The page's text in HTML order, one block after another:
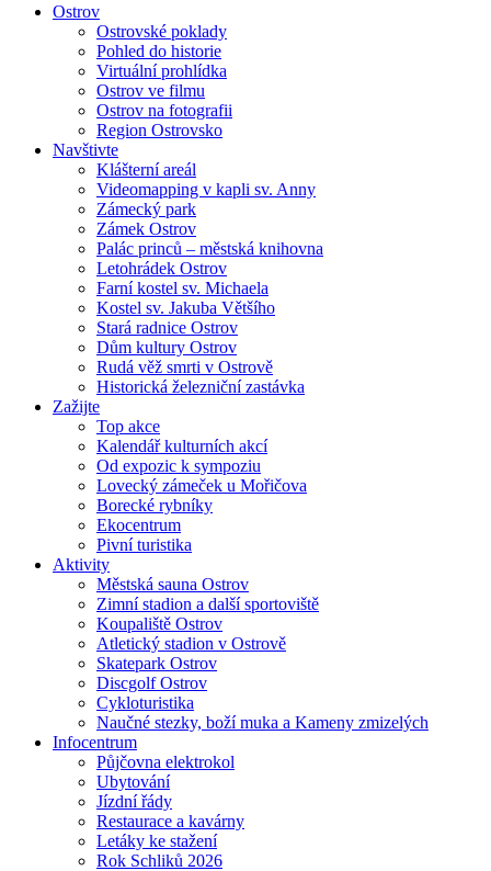
Ostrov
Ostrovské poklady
Pohled do historie
Virtuální prohlídka
Ostrov ve filmu
Ostrov na fotografii
Region Ostrovsko
Navštivte
Klášterní areál
Videomapping v kapli sv. Anny
Zámecký park
Zámek Ostrov
Palác princů – městská knihovna
Letohrádek Ostrov
Farní kostel sv. Michaela
Kostel sv. Jakuba Většího
Stará radnice Ostrov
Dům kultury Ostrov
Rudá věž smrti v Ostrově
Historická železniční zastávka
Zažijte
Top akce
Kalendář kulturních akcí
Od expozic k sympoziu
Lovecký zámeček u Mořičova
Borecké rybníky
Ekocentrum
Pivní turistika
Aktivity
Městská sauna Ostrov
Zimní stadion a další sportoviště
Koupaliště Ostrov
Atletický stadion v Ostrově
Skatepark Ostrov
Discgolf Ostrov
Cykloturistika
Naučné stezky, boží muka a Kameny zmizelých
Infocentrum
Půjčovna elektrokol
Ubytování
Jízdní řády
Restaurace a kavárny
Letáky ke stažení
Rok Schliků 2026